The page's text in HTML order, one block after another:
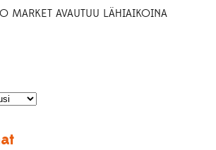
MARKET AVAUTUU LÄHIAIKOINA